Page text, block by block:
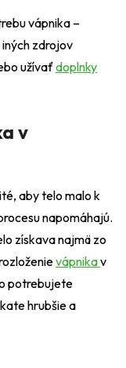
vápnika –
zdrojov
užívaťdoplnky
v
aby telo malo k
napomáhajú.
získava najmä zo
vápnikav
potrebujete
hrubšie a